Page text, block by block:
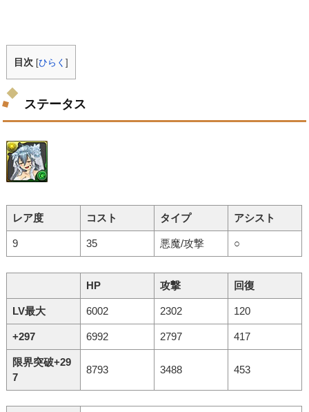
目次 [ひらく]
ステータス
レア度 コスト タイプ アシスト
9 35 悪魔/攻撃 ○
HP 攻撃 回復
LV最大 6002 2302 120
+297 6992 2797 417
限界突破+29
7
8793 3488 453